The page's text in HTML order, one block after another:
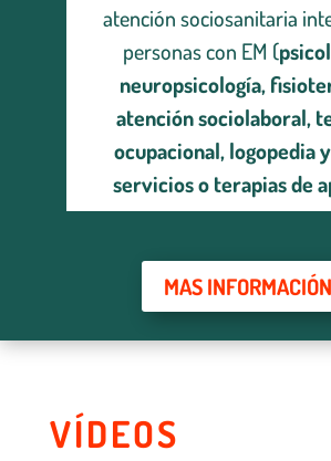
atención sociosanitaria
personas con EM (
neuropsicología,
atención sociolaboral,
ocupacional, logopedia y
servicios o terapias de
MAS INFORMACIÓN
VÍDEOS